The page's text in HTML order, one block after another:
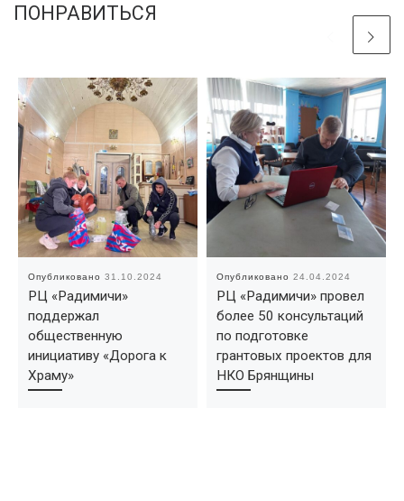
ПОНРАВИТЬСЯ
Опубликовано 31.10.2024
РЦ «Радимичи»
поддержал
общественную
инициативу «Дорога к
Храму»
Опубликовано 24.04.2024
РЦ «Радимичи» провел
более 50 консультаций
по подготовке
грантовых проектов для
НКО Брянщины